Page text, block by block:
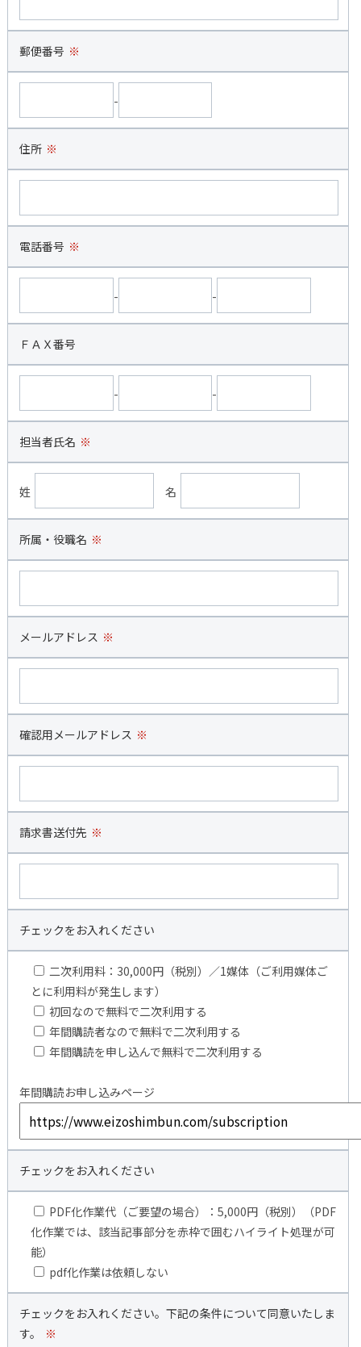
郵便番号 ※
-
住所 ※
電話番号 ※
- -
ＦＡＸ番号
- -
担当者氏名 ※
姓 名
所属・役職名 ※
メールアドレス ※
確認用メールアドレス ※
請求書送付先 ※
チェックをお入れください
二次利用料：30,000円（税別）／1媒体（ご利用媒体ご
とに利用料が発生します）
初回なので無料で二次利用する
年間購読者なので無料で二次利用する
年間購読を申し込んで無料で二次利用する
年間購読お申し込みページ
チェックをお入れください
PDF化作業代（ご要望の場合）：5,000円（税別）（PDF
化作業では、該当記事部分を赤枠で囲むハイライト処理が可
能）
pdf化作業は依頼しない
チェックをお入れください。下記の条件について同意いたしま
す。
※